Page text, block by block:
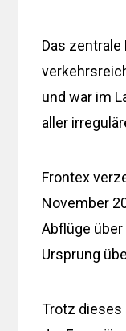
Das
und war im
aller
Frontex
November
Abflüge
Ursprung
Trotz dieses